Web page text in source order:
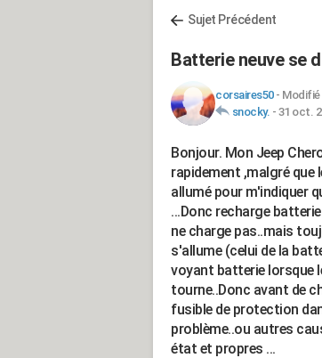
Sujet Précédent
Batterie neuve se
corsaires50- Modifié
snocky. - 31 oct.
Bonjour. Mon Jeep
rapidement ,malgré
allumé pour m'indiquer
...Donc recharge
ne charge pas..mais
s'allume (celui de la
voyant batterie lorsque
tourne..Donc avant de
fusible de protection
problème..ou autres
état et propres ...